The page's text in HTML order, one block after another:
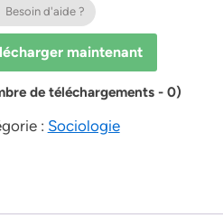
Besoin d'aide ?
maintenant
de téléchargements - 0)
: Sociologie